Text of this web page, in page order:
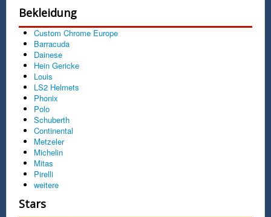
Bekleidung
Custom Chrome Europe
Barracuda
Dainese
Hein Gericke
Louis
LS2 Helmets
Phonix
Polo
Schuberth
Continental
Metzeler
Michelin
Mitas
Pirelli
weitere
Stars